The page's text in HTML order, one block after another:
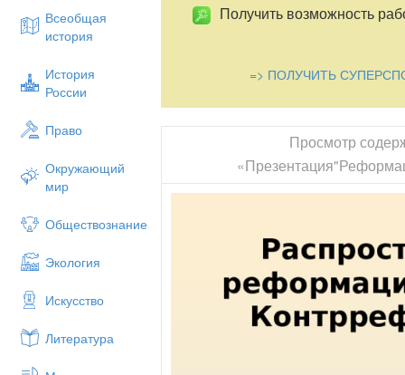
Всеобщая
история
История
России
Право
Окружающий
мир
Обществознание
Экология
Искусство
Литература
Получить возможность
=> ПОЛУЧИТЬ
Просмотр